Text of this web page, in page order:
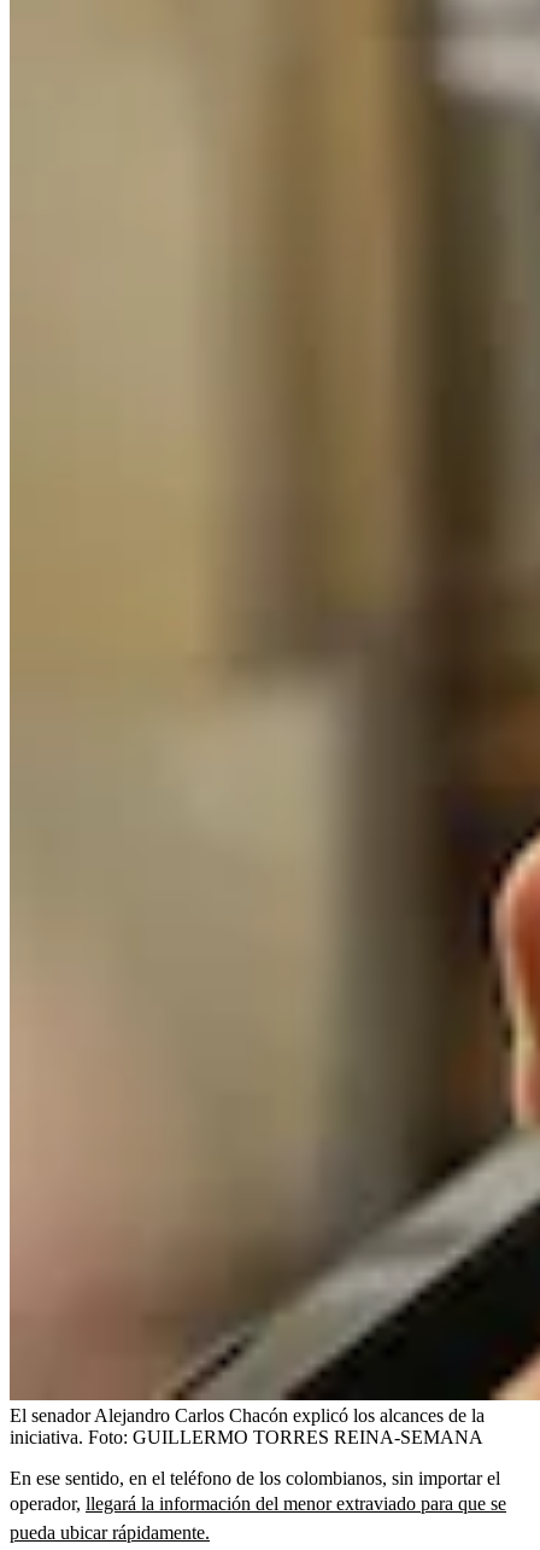
El senador Alejandro Carlos Chacón explicó los alcances de la
iniciativa. Foto: GUILLERMO TORRES REINA-SEMANA
En ese sentido, en el teléfono de los colombianos, sin importar el
operador, llegará la información del menor extraviado para que se
pueda ubicar rápidamente.